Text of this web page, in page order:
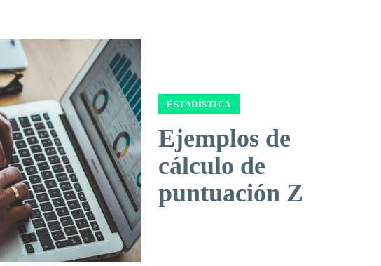
ESTADÍSTICA
Ejemplos de
cálculo de
puntuación Z